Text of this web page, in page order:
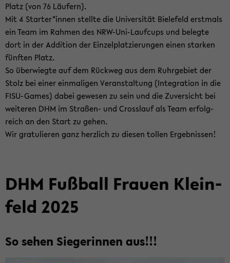
Platz (von 76 Läu­fern).
Mit 4 Star­ter*innen stell­te die Uni­ver­si­tät Bie­le­feld erst­mals
ein Team im Rah­men des NRW-​Uni-Laufcups und be­leg­te
dort in der Ad­di­ti­on der Ein­zel­plat­zie­run­gen einen star­ken
fünf­ten Platz.
So über­wieg­te auf dem Rück­weg aus dem Ruhr­ge­biet der
Stolz bei einer ein­ma­li­gen Ver­an­stal­tung (In­te­gra­ti­on in die
FISU-​Games) dabei ge­we­sen zu sein und die Zu­ver­sicht bei
wei­te­ren DHM im Straßen-​ und Cross­lauf als Team er­folg­
reich an den Start zu gehen.
Wir gra­tu­lie­ren ganz herz­lich zu die­sen tol­len Er­geb­nis­sen!
DHM Fuß­ball Frau­en Klein­
feld 2025
So sehen Sie­ge­rin­nen aus!!!